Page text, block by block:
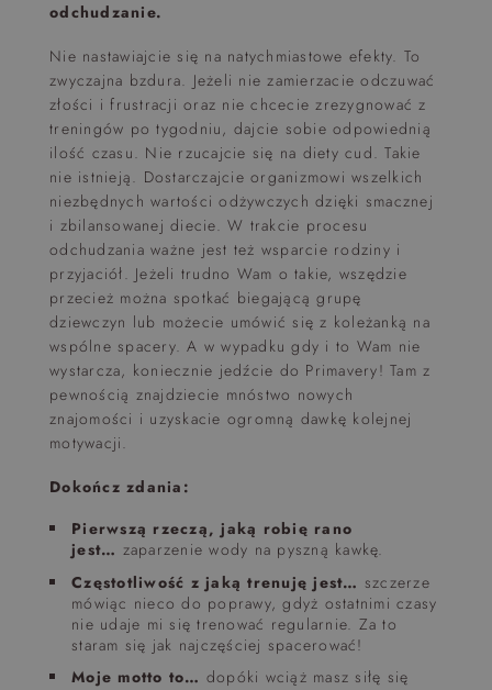
odchudzanie.
Nie nastawiajcie się na natychmiastowe efekty. To
zwyczajna bzdura. Jeżeli nie zamierzacie odczuwać
złości i frustracji oraz nie chcecie zrezygnować z
treningów po tygodniu, dajcie sobie odpowiednią
ilość czasu. Nie rzucajcie się na diety cud. Takie
nie istnieją. Dostarczajcie organizmowi wszelkich
niezbędnych wartości odżywczych dzięki smacznej
i zbilansowanej diecie. W trakcie procesu
odchudzania ważne jest też wsparcie rodziny i
przyjaciół. Jeżeli trudno Wam o takie, wszędzie
przecież można spotkać biegającą grupę
dziewczyn lub możecie umówić się z koleżanką na
wspólne spacery. A w wypadku gdy i to Wam nie
wystarcza, koniecznie jedźcie do Primavery! Tam z
pewnością znajdziecie mnóstwo nowych
znajomości i uzyskacie ogromną dawkę kolejnej
motywacji.
Dokończ zdania:
Pierwszą rzeczą, jaką robię rano
jest… zaparzenie wody na pyszną kawkę.
Częstotliwość z jaką trenuję jest… szczerze
mówiąc nieco do poprawy, gdyż ostatnimi czasy
nie udaje mi się trenować regularnie. Za to
staram się jak najczęściej spacerować!
Moje motto to… dopóki wciąż masz siłę się